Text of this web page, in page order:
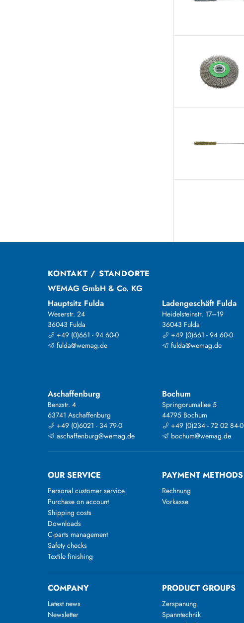
KONTAKT / STANDORTE
WEMAG GmbH & Co. KG
Hauptsitz Fulda
Weserstr. 24
36043 Fulda
+49 (0)661 - 94 60-0
fulda@wemag.de
Ladengeschäft Fulda
Heidelsteinstr. 17–19
36043 Fulda
+49 (0)661 - 94 60-0
fulda@wemag.de
Aschaffenburg
Benzstr. 4
63741 Aschaffenburg
+49 (0)6021 - 34 79-0
aschaffenburg@wemag.de
Bochum
Springorumallee 5
44795 Bochum
+49 (0)234 - 72 02 84-0
bochum@wemag.de
OUR SERVICE
Personal customer service
Purchase on account
Shipping costs
Downloads
C-parts management
Safety checks
Textile finishing
PAYMENT METHODS
Rechnung
Vorkasse
COMPANY
Latest news
Newsletter
PRODUCT GROUPS
Zerspanung
Spanntechnik